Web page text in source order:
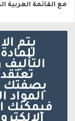
مع القائمة العربية
يتم
بصفتك
المواد
فيمكنك